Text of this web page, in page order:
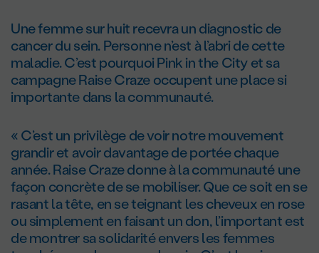
Une femme sur huit recevra un diagnostic de
cancer du sein. Personne n’est à l’abri de cette
maladie. C’est pourquoi Pink in the City et sa
campagne Raise Craze occupent une place si
importante dans la communauté.
« C’est un privilège de voir notre mouvement
grandir et avoir davantage de portée chaque
année. Raise Craze donne à la communauté une
façon concrète de se mobiliser. Que ce soit en se
rasant la tête, en se teignant les cheveux en rose
ou simplement en faisant un don, l’important est
de montrer sa solidarité envers les femmes